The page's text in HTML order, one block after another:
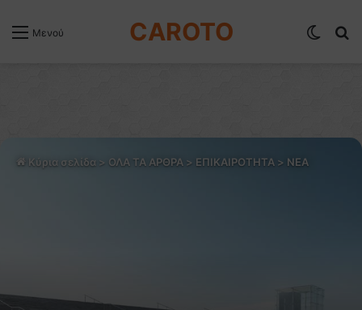
Μενού CAROTO
Κύρια σελίδα > ΟΛΑ ΤΑ ΑΡΘΡΑ > ΕΠΙΚΑΙΡΟΤΗΤΑ > NEA